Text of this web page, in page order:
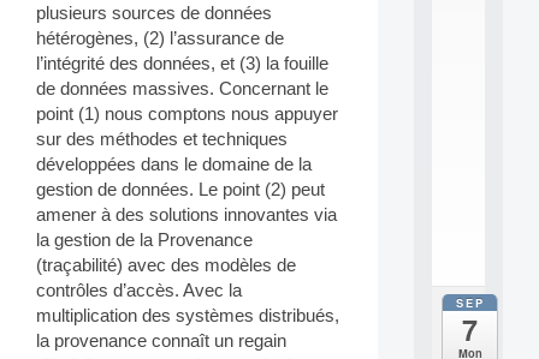
plusieurs sources de données
hétérogènes, (2) l’assurance de
l’intégrité des données, et (3) la fouille
de données massives. Concernant le
point (1) nous comptons nous appuyer
sur des méthodes et techniques
développées dans le domaine de la
gestion de données. Le point (2) peut
amener à des solutions innovantes via
la gestion de la Provenance
(traçabilité) avec des modèles de
contrôles d’accès. Avec la
multiplication des systèmes distribués,
la provenance connaît un regain
SEP
7
Mon